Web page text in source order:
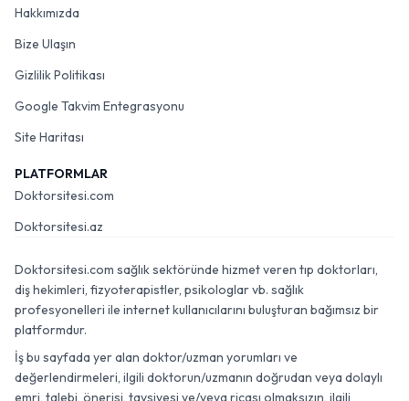
Hakkımızda
Bize Ulaşın
Gizlilik Politikası
Google Takvim Entegrasyonu
Site Haritası
PLATFORMLAR
Doktorsitesi.com
Doktorsitesi.az
Doktorsitesi.com sağlık sektöründe hizmet veren tıp doktorları,
diş hekimleri, fizyoterapistler, psikologlar vb. sağlık
profesyonelleri ile internet kullanıcılarını buluşturan bağımsız bir
platformdur.
İş bu sayfada yer alan doktor/uzman yorumları ve
değerlendirmeleri, ilgili doktorun/uzmanın doğrudan veya dolaylı
emri, talebi, önerisi, tavsiyesi ve/veya ricası olmaksızın, ilgili